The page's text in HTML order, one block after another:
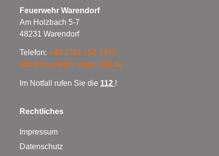
Feuerwehr Warendorf
Am Holzbach 5-7
48231 Warendorf
Telefon: +49 2581 / 54-1371
info@feuerwehr-warendorf.de
Im Notfall rufen Sie die 112 !
Rechtliches
Impressum
Datenschutz